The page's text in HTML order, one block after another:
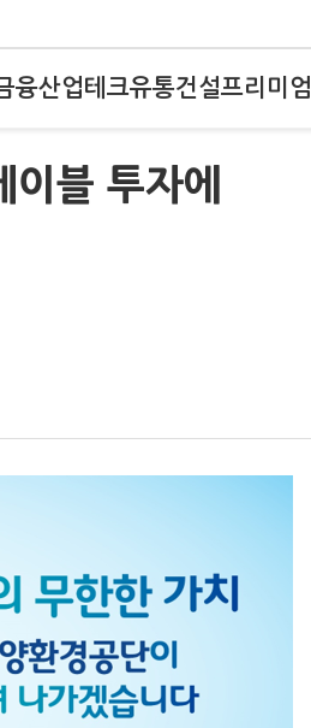
융산업테크유통건설프리미엄
블 투자에